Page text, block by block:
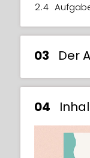
2.4
03 Der
04